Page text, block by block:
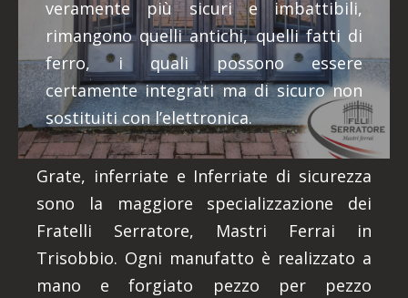
veramente più sicuri e imbattibili,
rimangono quelli antichi, quelli fatti di
ferro, i quali possono essere
certamente integrati ma di sicuro non
sostituiti con l’elettronica.
Grate, inferriate e Inferriate di sicurezza
sono la maggiore specializzazione dei
Fratelli Serratore, Mastri Ferrai in
Trisobbio. Ogni manufatto è realizzato a
mano e forgiato pezzo per pezzo